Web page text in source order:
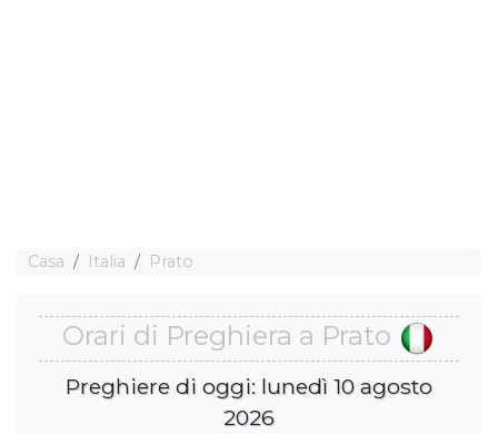
Casa Italia Prato
Orari di Preghiera a Prato
Preghiere di oggi: lunedì 10 agosto
2026